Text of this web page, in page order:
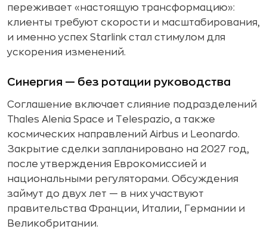
переживает «настоящую трансформацию»:
клиенты требуют скорости и масштабирования,
и именно успех Starlink стал стимулом для
ускорения изменений.
Синергия — без ротации руководства
Соглашение включает слияние подразделений
Thales Alenia Space и Telespazio, а также
космических направлений Airbus и Leonardo.
Закрытие сделки запланировано на 2027 год,
после утверждения Еврокомиссией и
национальными регуляторами. Обсуждения
займут до двух лет — в них участвуют
правительства Франции, Италии, Германии и
Великобритании.